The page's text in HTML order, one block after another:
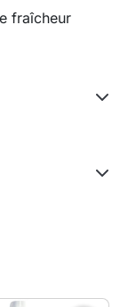
fraîcheur